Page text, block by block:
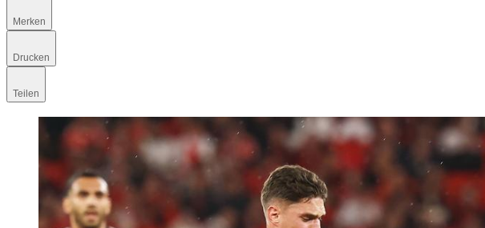
Merken
Drucken
Teilen